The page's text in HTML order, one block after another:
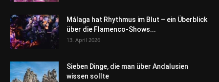
Málaga hat Rhythmus im Blut – ein Überblick
über die Flamenco-Shows...
13. April 2026
Sieben Dinge, die man über Andalusien
wissen sollte